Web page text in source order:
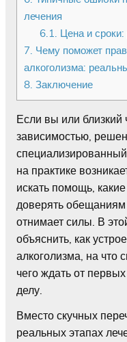
лечения
6.1. Цена и сроки:
7. Чему поможет
алкоголизма:
8. Заключение
Если вы или близкий
зависимостью,
на практике
искать помощь,
доверять обещаниям
отнимает силы. В
объяснить, как
алкоголизма, на что
чего ждать от
делу.
Вместо скучных
реальных этапах